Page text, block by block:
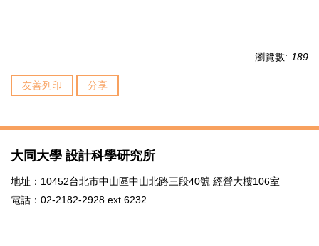
瀏覽數: 189
友善列印 分享
大同大學 設計科學研究所
地址：10452台北市中山區中山北路三段40號 經營大樓106室
電話：02-2182-2928 ext.6232